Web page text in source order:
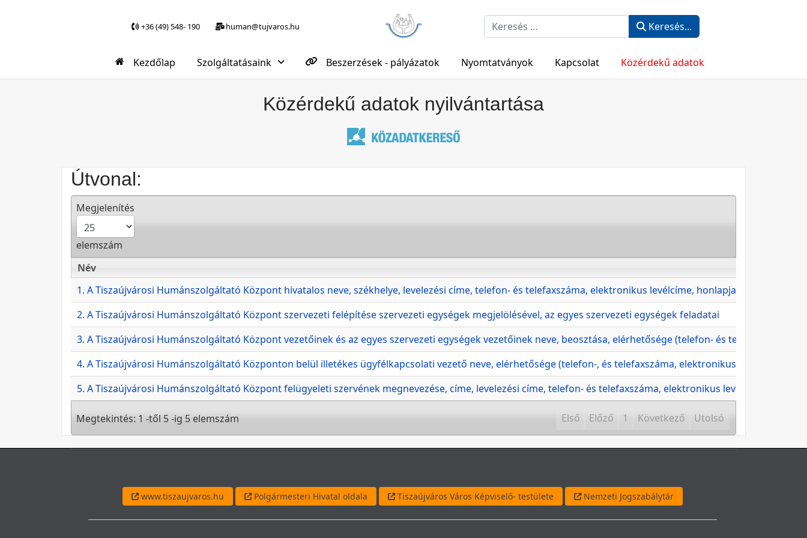
+36 (49) 548- 190 human@tujvaros.hu Keresés... Keresés...
Kezdőlap Szolgáltatásaink Beszerzések - pályázatok Nyomtatványok Kapcsolat Közérdekű adatok
Közérdekű adatok nyilvántartása
Útvonal:
Megjelenítés
elemszám
Név
Név
1. A Tiszaújvárosi Humánszolgáltató Központ hivatalos neve, székhelye, levelezési címe, telefon- és telefaxszáma, elektronikus levélcíme, honlapja,
2. A Tiszaújvárosi Humánszolgáltató Központ szervezeti felépítése szervezeti egységek megjelölésével, az egyes szervezeti egységek feladatai
3. A Tiszaújvárosi Humánszolgáltató Központ vezetőinek és az egyes szervezeti egységek vezetőinek neve, beosztása, elérhetősége (telefon- és telefaxszáma,
4. A Tiszaújvárosi Humánszolgáltató Központon belül illetékes ügyfélkapcsolati vezető neve, elérhetősége (telefon-, és telefaxszáma, elektronikus levélcíme) és
5. A Tiszaújvárosi Humánszolgáltató Központ felügyeleti szervének megnevezése, címe, levelezési címe, telefon- és telefaxszáma, elektronikus levélcíme,
Megtekintés: 1 -től 5 -ig 5 elemszám Első Előző 1 Következő Utolsó
www.tiszaujvaros.hu Polgármesteri Hivatal oldala Tiszaújváros Város Képviselő- testülete Nemzeti Jogszabálytár